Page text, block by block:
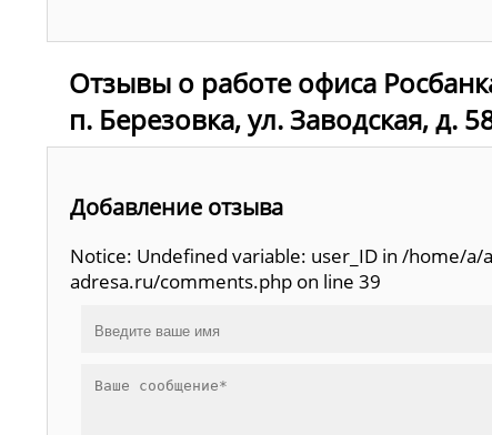
Отзывы о работе офиса
п. Березовка, ул. Заводская, д.
Добавление отзыва
Notice: Undefined variable: user_ID in /home/
adresa.ru/comments.php on line 39